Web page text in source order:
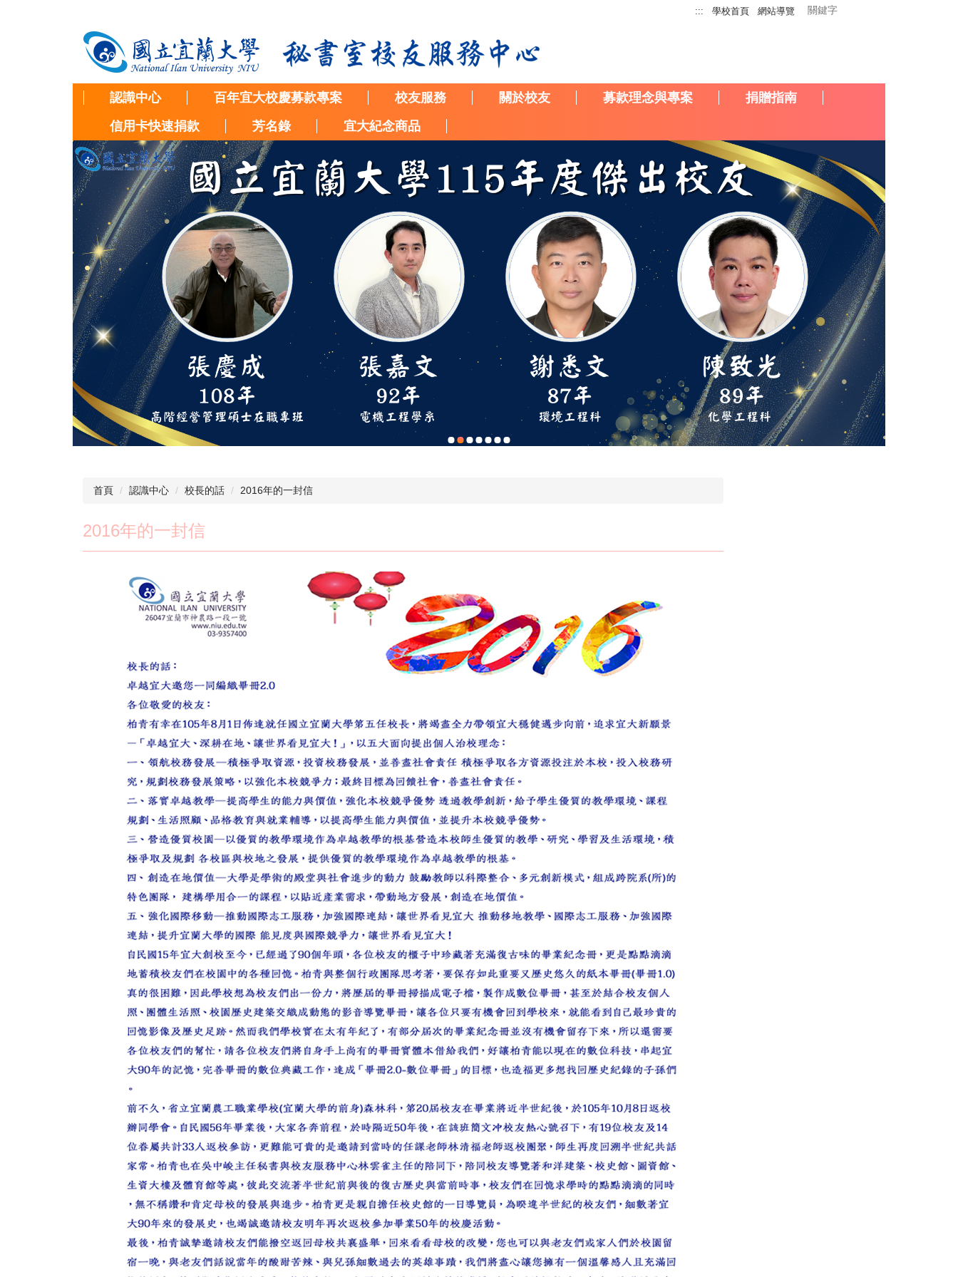
::: 學校首頁 網站導覽
認識中心 百年宜大校慶募款專案 校友服務 關於校友 募款理念與專案
捐贈指南
信用卡快速捐款
芳名錄 宜大紀念商品
首頁 認識中心 校長的話 2016年的一封信
2016年的一封信